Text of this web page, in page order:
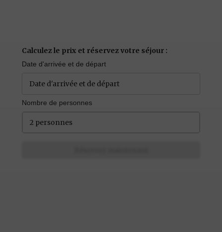
Calculez le prix et réservez votre séjour :
Date d'arrivée et de départ
Nombre de personnes
2 personnes